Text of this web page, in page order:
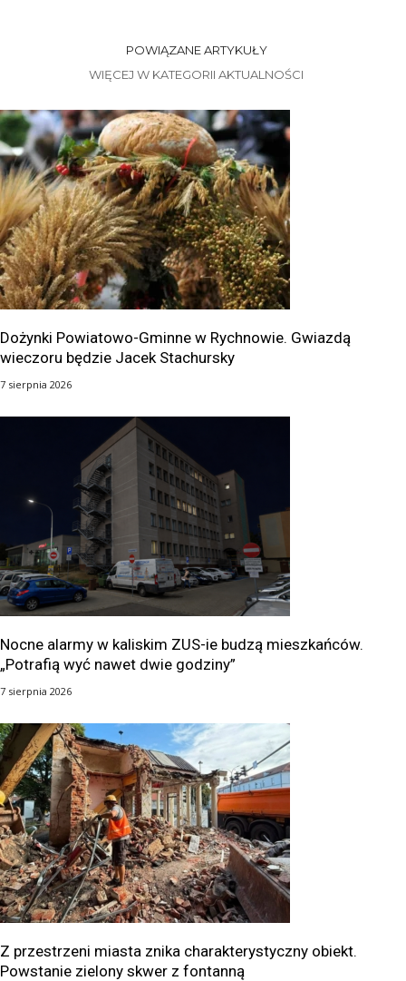
POWIĄZANE ARTYKUŁY
WIĘCEJ W KATEGORII AKTUALNOŚCI
Dożynki Powiatowo-Gminne w Rychnowie. Gwiazdą
wieczoru będzie Jacek Stachursky
7 sierpnia 2026
Nocne alarmy w kaliskim ZUS-ie budzą mieszkańców.
„Potrafią wyć nawet dwie godziny”
7 sierpnia 2026
Z przestrzeni miasta znika charakterystyczny obiekt.
Powstanie zielony skwer z fontanną